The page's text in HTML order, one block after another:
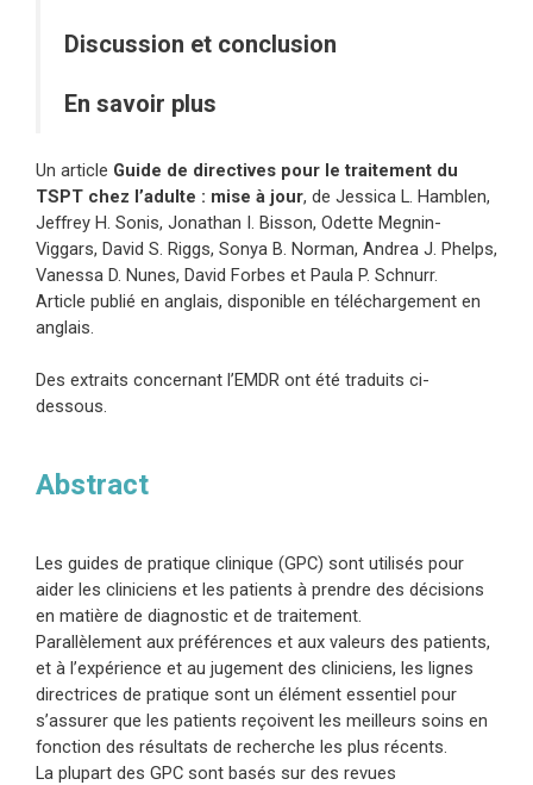
Discussion et conclusion
En savoir plus
Un article Guide de directives pour le traitement du
TSPT chez l’adulte : mise à jour, de Jessica L. Hamblen,
Jeffrey H. Sonis, Jonathan I. Bisson, Odette Megnin-
Viggars, David S. Riggs, Sonya B. Norman, Andrea J. Phelps,
Vanessa D. Nunes, David Forbes et Paula P. Schnurr.
Article publié en anglais, disponible en téléchargement en
anglais.
Des extraits concernant l’EMDR ont été traduits ci-
dessous.
Abstract
Les guides de pratique clinique (GPC) sont utilisés pour
aider les cliniciens et les patients à prendre des décisions
en matière de diagnostic et de traitement.
Parallèlement aux préférences et aux valeurs des patients,
et à l’expérience et au jugement des cliniciens, les lignes
directrices de pratique sont un élément essentiel pour
s’assurer que les patients reçoivent les meilleurs soins en
fonction des résultats de recherche les plus récents
La plupart des GPC sont basés sur des revues